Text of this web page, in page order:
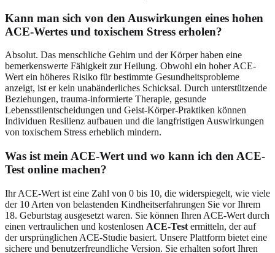
Kann man sich von den Auswirkungen eines hohen
ACE-Wertes und toxischem Stress erholen?
Absolut. Das menschliche Gehirn und der Körper haben eine
bemerkenswerte Fähigkeit zur Heilung. Obwohl ein hoher ACE-
Wert ein höheres Risiko für bestimmte Gesundheitsprobleme
anzeigt, ist er kein unabänderliches Schicksal. Durch unterstützende
Beziehungen, trauma-informierte Therapie, gesunde
Lebensstilentscheidungen und Geist-Körper-Praktiken können
Individuen Resilienz aufbauen und die langfristigen Auswirkungen
von toxischem Stress erheblich mindern.
Was ist mein ACE-Wert und wo kann ich den ACE-
Test online machen?
Ihr ACE-Wert ist eine Zahl von 0 bis 10, die widerspiegelt, wie viele
der 10 Arten von belastenden Kindheitserfahrungen Sie vor Ihrem
18. Geburtstag ausgesetzt waren. Sie können Ihren ACE-Wert durch
einen vertraulichen und kostenlosen ACE-Test ermitteln, der auf
der ursprünglichen ACE-Studie basiert. Unsere Plattform bietet eine
sichere und benutzerfreundliche Version. Sie erhalten sofort Ihren